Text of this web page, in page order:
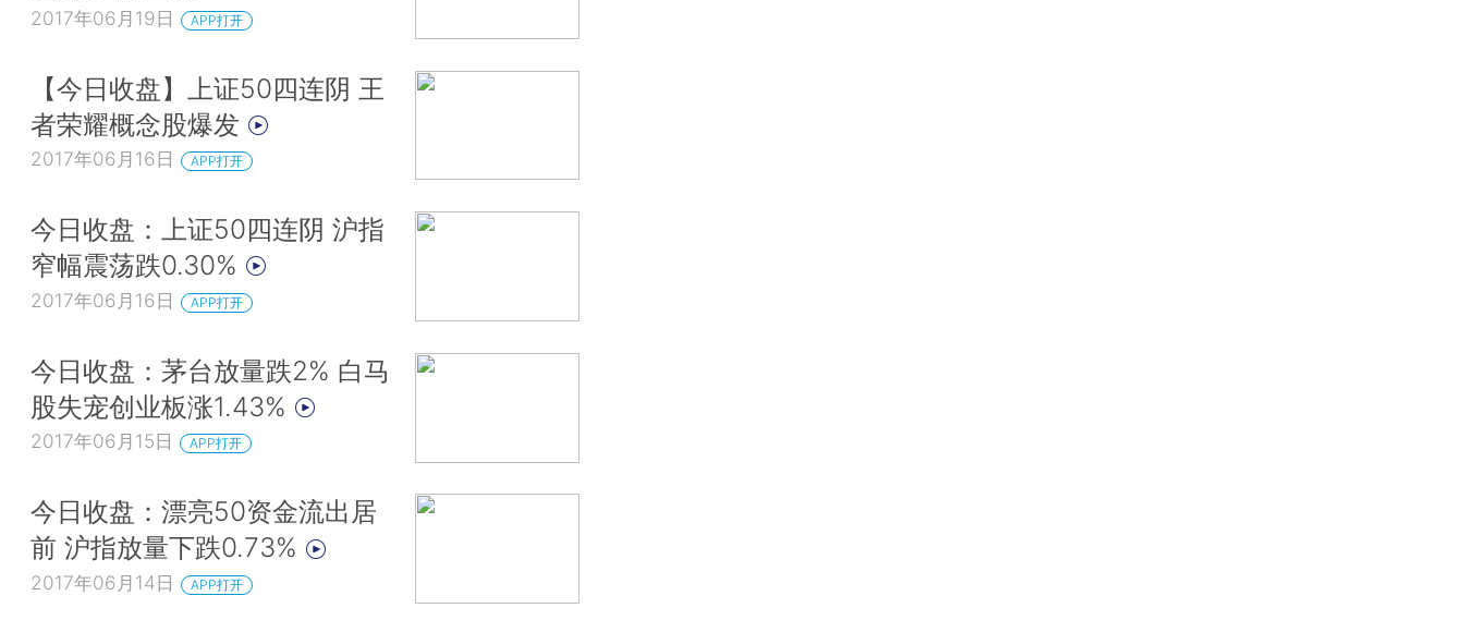
2017年06月19日 APP打开
【今日收盘】上证50四连阴 王
者荣耀概念股爆发
2017年06月16日 APP打开
今日收盘：上证50四连阴 沪指
窄幅震荡跌0.30%
2017年06月16日 APP打开
今日收盘：茅台放量跌2% 白马
股失宠创业板涨1.43%
2017年06月15日 APP打开
今日收盘：漂亮50资金流出居
前 沪指放量下跌0.73%
2017年06月14日 APP打开